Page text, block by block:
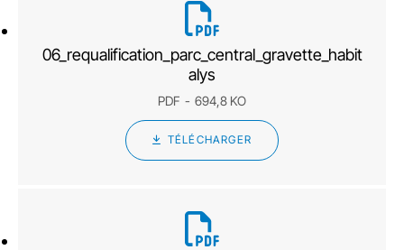
06_requalification_parc_central_gravette_habit
alys
PDF 694,8 KO
TÉLÉCHARGER